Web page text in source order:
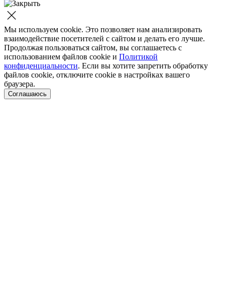
Мы используем cookie. Это позволяет нам анализировать
взаимодействие посетителей с сайтом и делать его лучше.
Продолжая пользоваться сайтом, вы соглашаетесь с
использованием файлов cookie и Политикой
конфиденциальности. Если вы хотите запретить обработку
файлов cookie, отключите cookie в настройках вашего
браузера.
Соглашаюсь